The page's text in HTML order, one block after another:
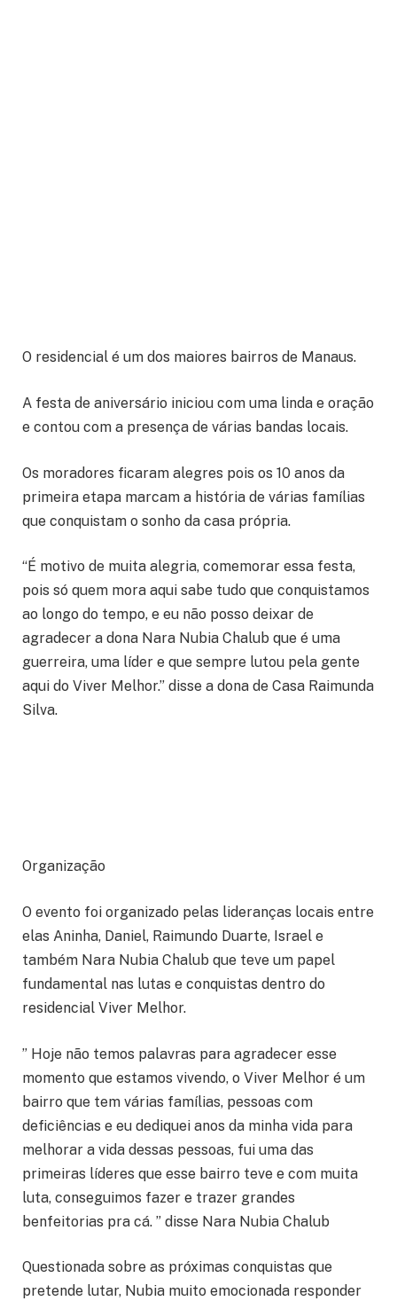
O residencial é um dos maiores bairros de Manaus.
A festa de aniversário iniciou com uma linda e oração
e contou com a presença de várias bandas locais.
Os moradores ficaram alegres pois os 10 anos da
primeira etapa marcam a história de várias famílias
que conquistam o sonho da casa própria.
“É motivo de muita alegria, comemorar essa festa,
pois só quem mora aqui sabe tudo que conquistamos
ao longo do tempo, e eu não posso deixar de
agradecer a dona Nara Nubia Chalub que é uma
guerreira, uma líder e que sempre lutou pela gente
aqui do Viver Melhor.” disse a dona de Casa Raimunda
Silva.
Organização
O evento foi organizado pelas lideranças locais entre
elas Aninha, Daniel, Raimundo Duarte, Israel e
também Nara Nubia Chalub que teve um papel
fundamental nas lutas e conquistas dentro do
residencial Viver Melhor.
” Hoje não temos palavras para agradecer esse
momento que estamos vivendo, o Viver Melhor é um
bairro que tem várias famílias, pessoas com
deficiências e eu dediquei anos da minha vida para
melhorar a vida dessas pessoas, fui uma das
primeiras líderes que esse bairro teve e com muita
luta, conseguimos fazer e trazer grandes
benfeitorias pra cá. ” disse Nara Nubia Chalub
Questionada sobre as próximas conquistas que
pretende lutar, Nubia muito emocionada responder